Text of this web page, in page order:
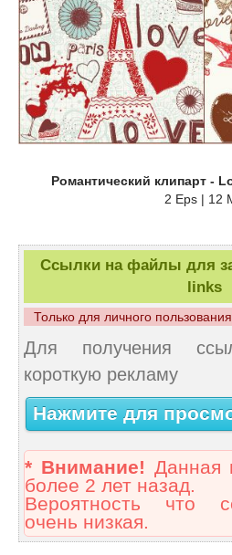
Романтический клипарт -
2 Eps | 12
Ссылки на файлы для
links
Только для личного
Для получения
короткую рекламу
Нажмите для
* Внимание! Данная
более 2 лет назад.
Вероятность что
очень низкая.